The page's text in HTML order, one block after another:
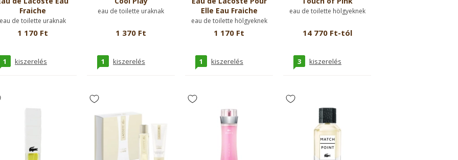
Fraiche
eau de toilette uraknak
1 170 Ft
1 kiszerelés
eau de toilette uraknak
1 370 Ft
1 kiszerelés
Elle Eau Fraiche
eau de toilette hölgyeknek
1 170 Ft
1 kiszerelés
eau de toilette hölgyeknek
14 770 Ft-tól
3 kiszerelés